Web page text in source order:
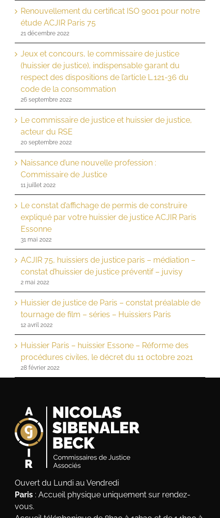
Renouvellement du certificat ISO 9001 pour notre
étude ACJIR Paris 75
21 décembre 2022
Jeux et concours, le commissaire de justice
(huissier de justice), indispensable garant du
respect des dispositions de l’article L.121-36 du
code de la consommation
26 septembre 2022
Le commissaire de justice et huissier de justice,
acteur du RSE
20 septembre 2022
Naissance d’une nouvelle profession :
Commissaire de Justice
11 juillet 2022
Le constat d’affichage de permis de construire
expliqué par votre huissier de justice ACJIR Paris
Essonne
31 mai 2022
ACJIR 75, huissiers de justice paris – médiation –
constat d’huissier de justice préventif – juvisy
2 mai 2022
Huissier de justice de Paris – constat préalable de
tournage de film – séries – Huissiers Paris
12 avril 2022
Huissier Paris – huissier Essone – Réforme des
procédures civiles, le décret du 11 octobre 2021
28 février 2022
Ouvert du Lundi au Vendredi
Paris : Accueil physique uniquement sur rendez-
vous.